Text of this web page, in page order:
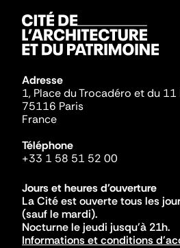
Adresse
1, Place du Trocadéro et du
75116 Paris
France
Téléphone
+33 1 58 51 52 00
Jours et heures d'ouverture
La Cité est ouverte tous les
(sauf le mardi).
Nocturne le jeudi jusqu'à 21h.
Informations et conditions